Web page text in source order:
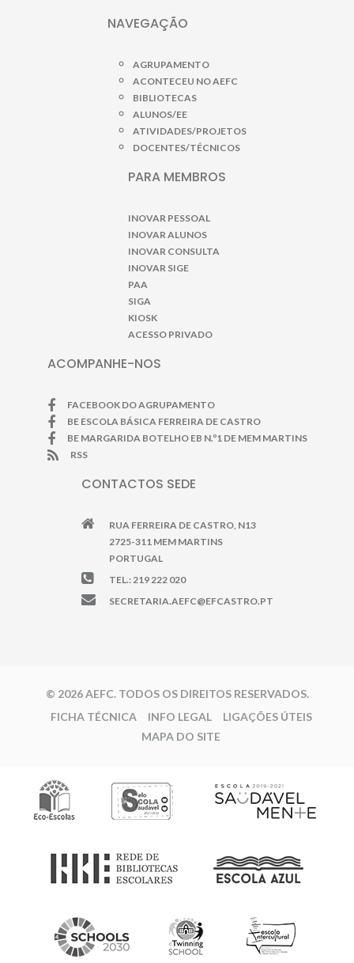
NAVEGAÇÃO
AGRUPAMENTO
ACONTECEU NO AEFC
BIBLIOTECAS
ALUNOS/EE
ATIVIDADES/PROJETOS
DOCENTES/TÉCNICOS
PARA MEMBROS
INOVAR PESSOAL
INOVAR ALUNOS
INOVAR CONSULTA
INOVAR SIGE
PAA
SIGA
KIOSK
ACESSO PRIVADO
ACOMPANHE-NOS
FACEBOOK DO AGRUPAMENTO
BE ESCOLA BÁSICA FERREIRA DE CASTRO
BE MARGARIDA BOTELHO EB N.º1 DE MEM MARTINS
RSS
CONTACTOS SEDE
RUA FERREIRA DE CASTRO, N13
2725-311 MEM MARTINS
PORTUGAL
TEL.: 219 222 020
SECRETARIA.AEFC@EFCASTRO.PT
© 2026 AEFC. TODOS OS DIREITOS RESERVADOS.
FICHA TÉCNICA
INFO LEGAL
LIGAÇÕES ÚTEIS
MAPA DO SITE